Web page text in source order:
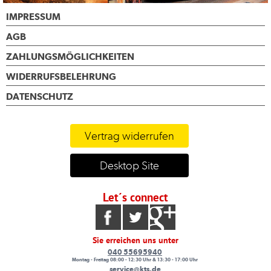
IMPRESSUM
AGB
ZAHLUNGSMÖGLICHKEITEN
WIDERRUFSBELEHRUNG
DATENSCHUTZ
Vertrag widerrufen
Desktop Site
Let´s connect
Sie erreichen uns unter
040 55695940
Montag - Freitag 08:00 - 12:30 Uhr & 13:30 - 17:00 Uhr
service@kts.de